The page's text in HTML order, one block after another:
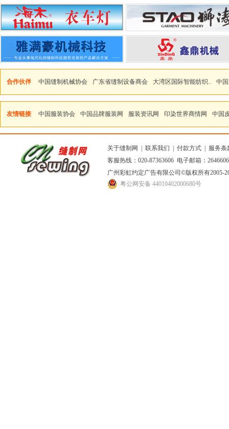
合作伙伴 中国缝制机械协会 广东省缝制设备商会 大湾区国际智能纺织.. 中
友情链接 中国服装协会 中国品牌服装网 服装资讯网 印染世界商情网 中国
关于缝制网 联系我们 付款方式
服务条
客服热线：020-87363606 电子邮箱：
广州彩虹约定广告有限公司 ©版权所有2005-
粤公网安备 44010402000680号